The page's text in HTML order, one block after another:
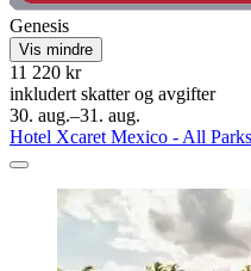
Genesis
Vis mindre
11 220 kr
inkludert skatter og avgifter
30. aug.–31. aug.
Hotel Xcaret Mexico - All